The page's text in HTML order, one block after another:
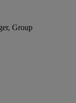
Group